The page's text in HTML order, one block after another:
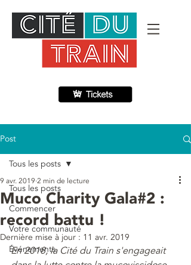
Post
Tous les posts
Commencer
Votre communauté
Événements
Tous les posts
Muco Charity Gala#2 :
record battu !
9 avr. 2019 2 min de lecture
Dernière mise à jour : 11 avr. 2019
En 2018, la Cité du Train s'engageait